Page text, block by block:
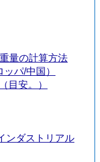
量の計算方法
パ/中国）
目安。）
ンダストリアル